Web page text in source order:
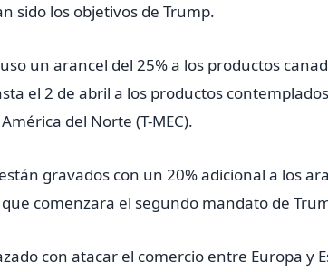
sido los objetivos de Trump.
un arancel del 25% a los productos
el 2 de abril a los productos
del Norte (T-MEC).
gravados con un 20% adicional a los
comenzara el segundo mandato de
con atacar el comercio entre Europa y